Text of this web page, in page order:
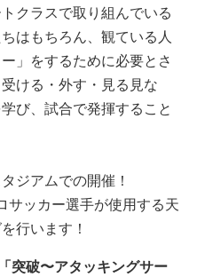
クラスで取り組んでいる
はもちろん、観ている人
」をするために必要とさ
ける・外す・見る見な
び、試合で発揮すること
ジアムでの開催！
サッカー選手が使用する天
行います！
突破〜アタッキングサー